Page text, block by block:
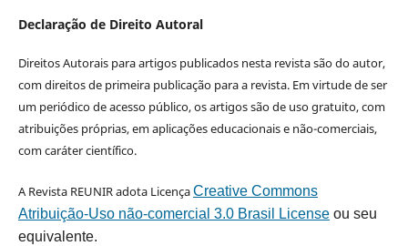
Declaração de Direito Autoral
Direitos Autorais para artigos publicados nesta revista são do autor,
com direitos de primeira publicação para a revista. Em virtude de ser
um periódico de acesso público, os artigos são de uso gratuito, com
atribuições próprias, em aplicações educacionais e não-comerciais,
com caráter científico.
A Revista REUNIR adota LicençaCreative Commons
Atribuição-Uso não-comercial 3.0 Brasil Licenseou seu
equivalente.